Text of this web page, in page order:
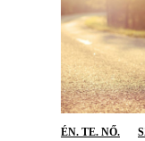
ÉN. TE. NŐ.